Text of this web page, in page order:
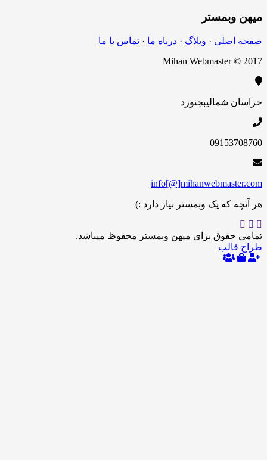
وبمستر
· وبلاگ · درباه ما · تماس با ما
Mihan Webmaster
شمالیبجنورد
که یک وبمستر نیاز دارد :)
برای میهن وبمستر محفوظ میباشد.